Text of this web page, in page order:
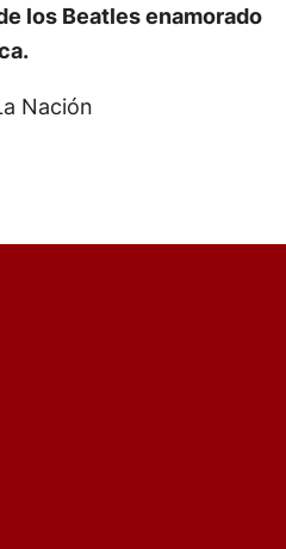
los Beatles enamorado
Nación